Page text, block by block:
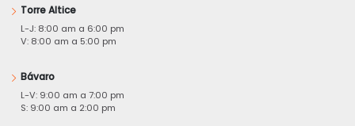
Torre Altice
L-J: 8:00 am a 6:00 pm
V: 8:00 am a 5:00 pm
Bávaro
L-V: 9:00 am a 7:00 pm
S: 9:00 am a 2:00 pm